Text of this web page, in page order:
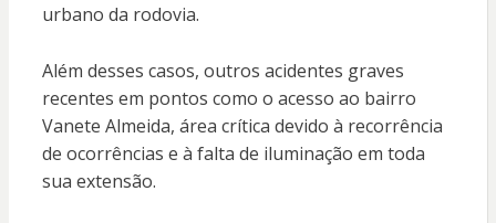
urbano da rodovia.
Além desses casos, outros acidentes graves
recentes em pontos como o acesso ao bairro
Vanete Almeida, área crítica devido à recorrência
de ocorrências e à falta de iluminação em toda
sua extensão.